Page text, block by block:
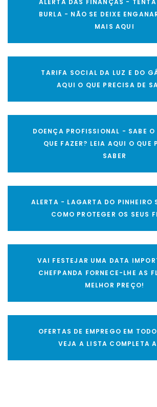
ALERTA DAS FINANÇAS -
BURLA - NÃO SE DEIXE
MAIS AQUI
TARIFA SOCIAL DA LUZ E DO
AQUI O QUE PRECISA DE
DOENÇA PROFISSIONAL - SABE O
QUE FAZER? LEIA AQUI O QUE
SABER
ALERTA - LAGARTA DO PINHEIRO
COMO PROTEGER OS SEUS
VAI FESTEJAR UMA DATA
CHEFPANDA FORNECE-LHE AS
MELHOR PREÇO!
OFERTAS DE EMPREGO EM
VEJA A LISTA COMPLETA